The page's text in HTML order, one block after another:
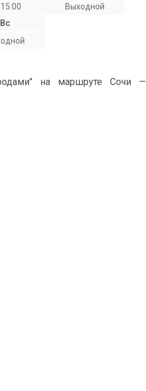
Выходной
Вс
на маршруте Сочи —